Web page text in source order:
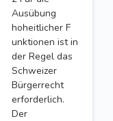
Ausübung
hoheitlicher F
unktionen ist in
der Regel das
Schweizer
Bürgerrecht
erforderlich.
Der